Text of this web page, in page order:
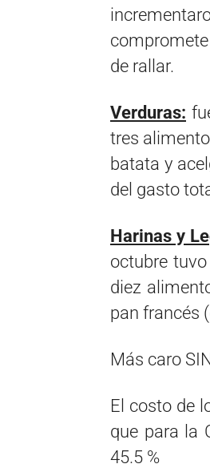
de rallar.
Verduras:
tres
batata y
del gasto
Harinas y
octubre
diez
pan francés
Más caro
El costo de
que para la
45.5 %